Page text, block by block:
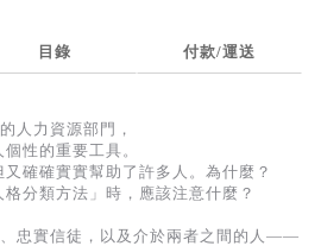
目錄 付款/運送
人力資源部門，
性的重要工具。
確確實實幫助了許多人。為什麼？
分類方法」時，應該注意什麼？
忠實信徒，以及介於兩者之間的人——